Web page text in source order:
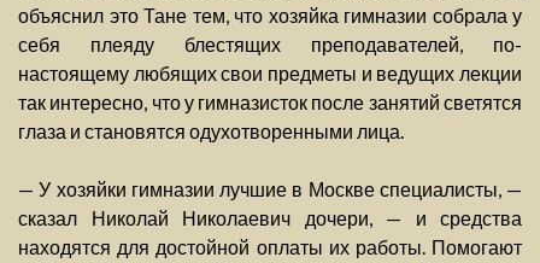
объяснил это Тане тем, что хозяйка гимназии собрала у
себя плеяду блестящих преподавателей, по-
настоящему любящих свои предметы и ведущих лекции
так интересно, что у гимназисток после занятий светятся
глаза и становятся одухотворенными лица.
— У хозяйки гимназии лучшие в Москве специалисты, —
сказал Николай Николаевич дочери, — и средства
находятся для достойной оплаты их работы. Помогают